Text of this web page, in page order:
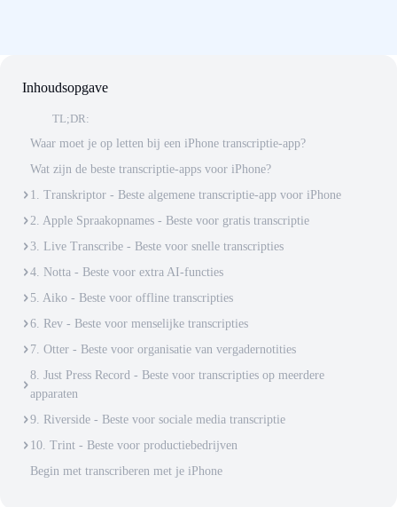
Inhoudsopgave
TL;DR:
Waar moet je op letten bij een iPhone transcriptie-app?
Wat zijn de beste transcriptie-apps voor iPhone?
1. Transkriptor - Beste algemene transcriptie-app voor iPhone
2. Apple Spraakopnames - Beste voor gratis transcriptie
3. Live Transcribe - Beste voor snelle transcripties
4. Notta - Beste voor extra AI-functies
5. Aiko - Beste voor offline transcripties
6. Rev - Beste voor menselijke transcripties
7. Otter - Beste voor organisatie van vergadernotities
8. Just Press Record - Beste voor transcripties op meerdere
apparaten
9. Riverside - Beste voor sociale media transcriptie
10. Trint - Beste voor productiebedrijven
Begin met transcriberen met je iPhone